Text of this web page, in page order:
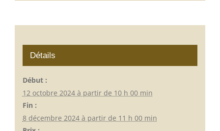
Détails
Début :
12 octobre 2024 à partir de 10 h 00 min
Fin :
8 décembre 2024 à partir de 11 h 00 min